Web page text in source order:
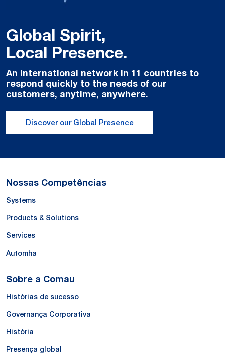
Global Spirit,
Local Presence.
An international network in 11 countries to
respond quickly to the needs of our
customers, anytime, anywhere.
Discover our Global Presence
Nossas Competências
Systems
Products & Solutions
Services
Automha
Sobre a Comau
Histórias de sucesso
Governança Corporativa
História
Presença global